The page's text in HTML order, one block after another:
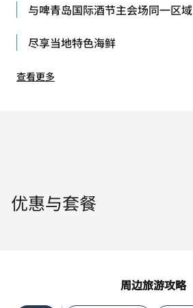
与啤青岛国际酒节主会场同一区域
尽享当地特色海鲜
查看更多
优惠与套餐
周边旅游攻略